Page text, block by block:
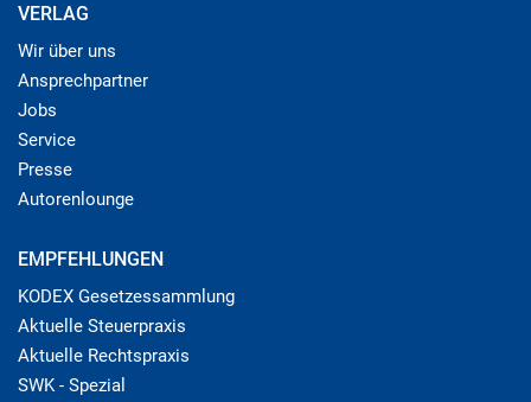
VERLAG
Wir über uns
Ansprechpartner
Jobs
Service
Presse
Autorenlounge
EMPFEHLUNGEN
KODEX Gesetzessammlung
Aktuelle Steuerpraxis
Aktuelle Rechtspraxis
SWK - Spezial